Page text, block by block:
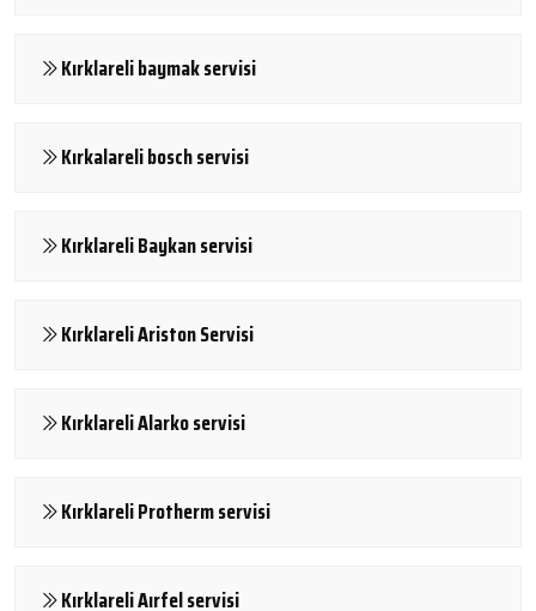
Kırklareli baymak servisi
Kırkalareli bosch servisi
Kırklareli Baykan servisi
Kırklareli Ariston Servisi
Kırklareli Alarko servisi
Kırklareli Protherm servisi
Kırklareli Aırfel servisi